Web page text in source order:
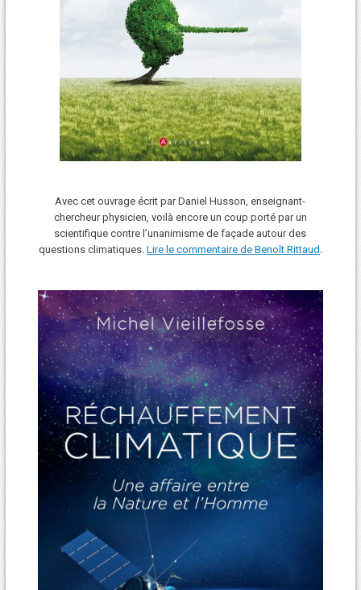
Avec cet ouvrage écrit par Daniel Husson, enseignant-
chercheur physicien, voilà encore un coup porté par un
scientifique contre l’unanimisme de façade autour des
questions climatiques. Lire le commentaire de Benoît Rittaud .